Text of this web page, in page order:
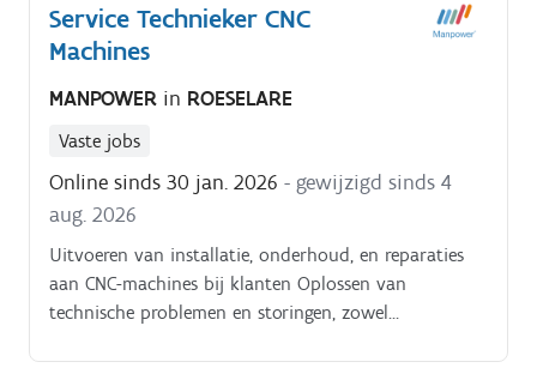
Service Technieker CNC
Machines
MANPOWER in ROESELARE
Vaste jobs
Online sinds 30 jan. 2026 - gewijzigd sinds 4
aug. 2026
Uitvoeren van installatie, onderhoud, en reparaties
aan CNC-machines bij klanten Oplossen van
technische problemen en storingen, zowel